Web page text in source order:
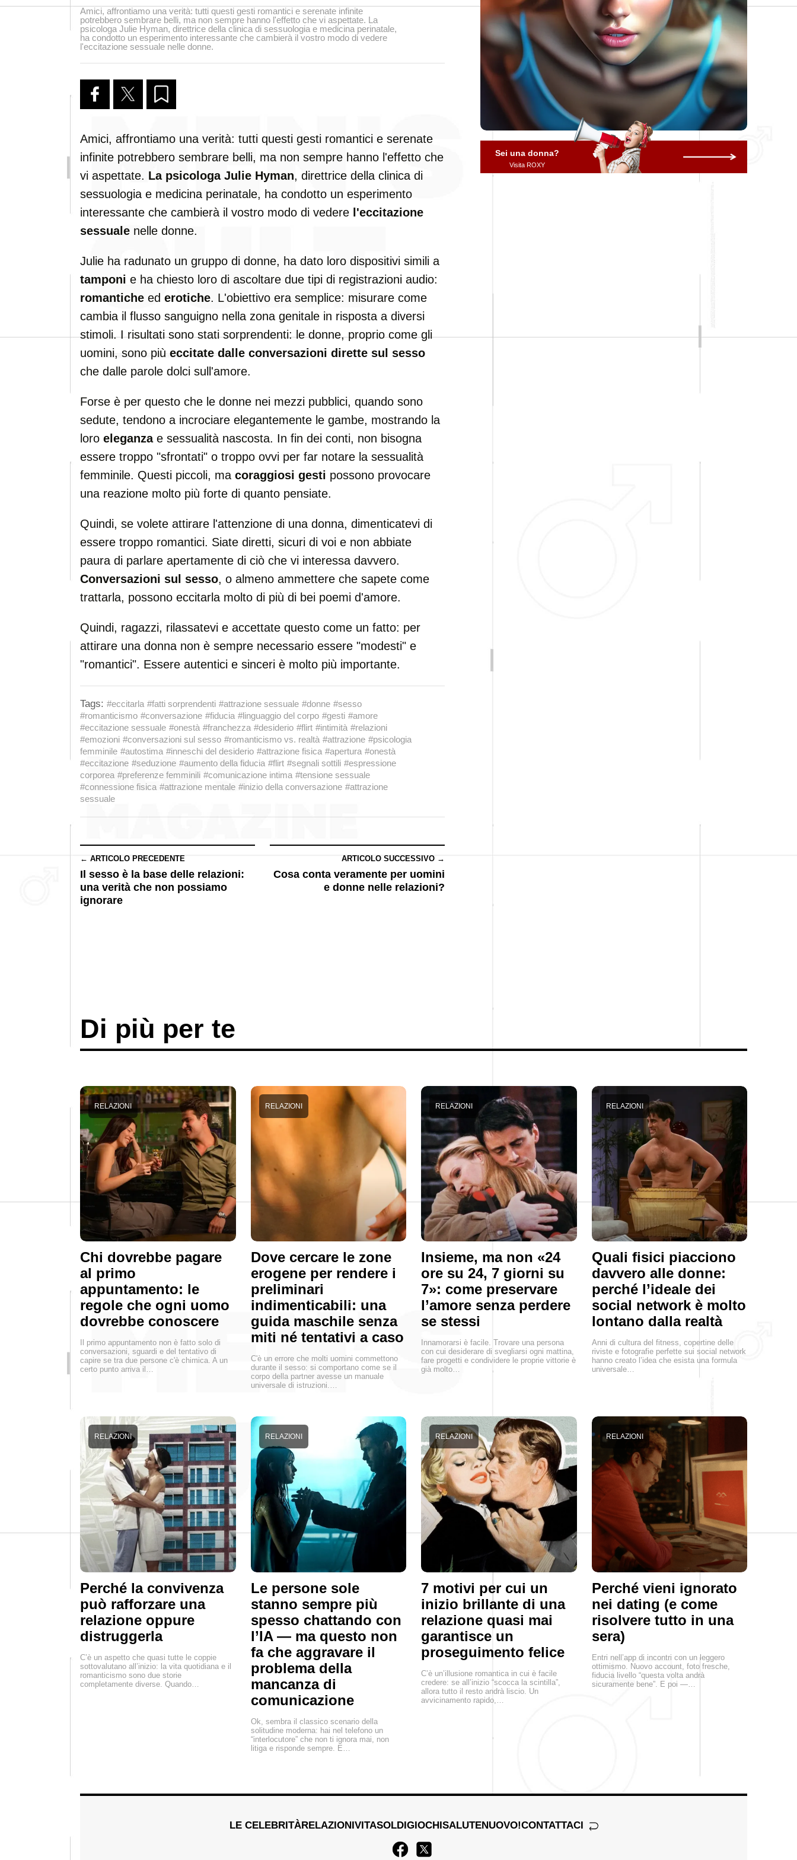
Amici, affrontiamo una verità: tutti questi gesti romantici e serenate infinite
potrebbero sembrare belli, ma non sempre hanno l'effetto che vi aspettate. La
psicologa Julie Hyman, direttrice della clinica di sessuologia e medicina perinatale,
ha condotto un esperimento interessante che cambierà il vostro modo di vedere
l'eccitazione sessuale nelle donne.
Amici, affrontiamo una verità: tutti questi gesti romantici e serenate
infinite potrebbero sembrare belli, ma non sempre hanno l'effetto che
vi aspettate. La psicologa Julie Hyman, direttrice della clinica di
sessuologia e medicina perinatale, ha condotto un esperimento
interessante che cambierà il vostro modo di vedere l'eccitazione
sessuale nelle donne.
Julie ha radunato un gruppo di donne, ha dato loro dispositivi simili a
tamponi e ha chiesto loro di ascoltare due tipi di registrazioni audio:
romantiche ed erotiche. L'obiettivo era semplice: misurare come
cambia il flusso sanguigno nella zona genitale in risposta a diversi
stimoli. I risultati sono stati sorprendenti: le donne, proprio come gli
uomini, sono più eccitate dalle conversazioni dirette sul sesso
che dalle parole dolci sull'amore.
Forse è per questo che le donne nei mezzi pubblici, quando sono
sedute, tendono a incrociare elegantemente le gambe, mostrando la
loro eleganzae sessualità nascosta. In fin dei conti, non bisogna
essere troppo "sfrontati" o troppo ovvi per far notare la sessualità
femminile. Questi piccoli, ma coraggiosi gesti possono provocare
una reazione molto più forte di quanto pensiate.
Quindi, se volete attirare l'attenzione di una donna, dimenticatevi di
essere troppo romantici. Siate diretti, sicuri di voi e non abbiate
paura di parlare apertamente di ciò che vi interessa davvero.
Conversazioni sul sesso, o almeno ammettere che sapete come
trattarla, possono eccitarla molto di più di bei poemi d'amore.
Quindi, ragazzi, rilassatevi e accettate questo come un fatto: per
attirare una donna non è sempre necessario essere "modesti" e
"romantici". Essere autentici e sinceri è molto più importante.
Tags: #eccitarla #fatti sorprendenti #attrazione sessuale #donne #sesso
#romanticismo #conversazione #fiducia #linguaggio del corpo #gesti #amore
#eccitazione sessuale #onestà #franchezza #desiderio #flirt #intimità #relazioni
#emozioni #conversazioni sul sesso #romanticismo vs. realtà #attrazione #psicologia
femminile #autostima #inneschi del desiderio #attrazione fisica #apertura #onestà
#eccitazione #seduzione #aumento della fiducia #flirt #segnali sottili #espressione
corporea #preferenze femminili #comunicazione intima #tensione sessuale
#connessione fisica #attrazione mentale #inizio della conversazione #attrazione
sessuale
← ARTICOLO PRECEDENTE
Il sesso è la base delle relazioni:
una verità che non possiamo
ignorare
ARTICOLO SUCCESSIVO →
Cosa conta veramente per uomini
e donne nelle relazioni?
Sei una donna?
Visita ROXY
Di più per te
Chi dovrebbe pagare
al primo
appuntamento: le
regole che ogni uomo
dovrebbe conoscere
RELAZIONI
Il primo appuntamento non è fatto solo di
conversazioni, sguardi e del tentativo di
capire se tra due persone c'è chimica. A un
certo punto arriva il…
Dove cercare le zone
erogene per rendere i
preliminari
indimenticabili: una
guida maschile senza
miti né tentativi a caso
RELAZIONI
C'è un errore che molti uomini commettono
durante il sesso: si comportano come se il
corpo della partner avesse un manuale
universale di istruzioni.…
Insieme, ma non «24
ore su 24, 7 giorni su
7»: come preservare
l’amore senza perdere
se stessi
RELAZIONI
Innamorarsi è facile. Trovare una persona
con cui desiderare di svegliarsi ogni mattina,
fare progetti e condividere le proprie vittorie è
già molto…
Quali fisici piacciono
davvero alle donne:
perché l’ideale dei
social network è molto
lontano dalla realtà
RELAZIONI
Anni di cultura del fitness, copertine delle
riviste e fotografie perfette sui social network
hanno creato l’idea che esista una formula
universale…
Perché la convivenza
può rafforzare una
relazione oppure
distruggerla
RELAZIONI
C’è un aspetto che quasi tutte le coppie
sottovalutano all’inizio: la vita quotidiana e il
romanticismo sono due storie
completamente diverse. Quando…
Le persone sole
stanno sempre più
spesso chattando con
l’IA — ma questo non
fa che aggravare il
problema della
mancanza di
comunicazione
RELAZIONI
Ok, sembra il classico scenario della
solitudine moderna: hai nel telefono un
“interlocutore” che non ti ignora mai, non
litiga e risponde sempre. E…
7 motivi per cui un
inizio brillante di una
relazione quasi mai
garantisce un
proseguimento felice
RELAZIONI
C’è un’illusione romantica in cui è facile
credere: se all’inizio “scocca la scintilla”,
allora tutto il resto andrà liscio. Un
avvicinamento rapido,…
Perché vieni ignorato
nei dating (e come
risolvere tutto in una
sera)
RELAZIONI
Entri nell’app di incontri con un leggero
ottimismo. Nuovo account, foto fresche,
fiducia livello “questa volta andrà
sicuramente bene”. E poi —…
LE CELEBRITÀRELAZIONIVITASOLDIGIOCHISALUTENUOVO!CONTATTACI